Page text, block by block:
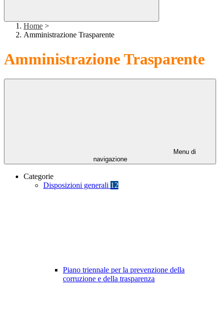
Home >
Amministrazione Trasparente
Amministrazione Trasparente
Menu di
navigazione
Categorie
Disposizioni generali 12
Piano triennale per la prevenzione della
corruzione e della trasparenza